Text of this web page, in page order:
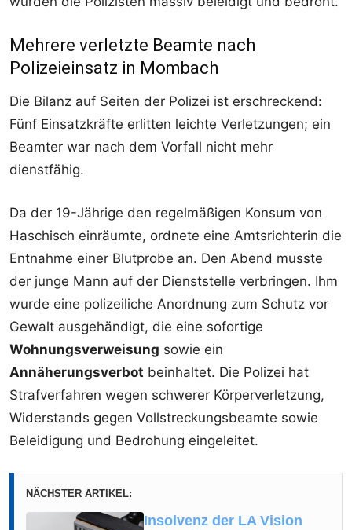
Mehrere verletzte Beamte nach
Polizeieinsatz in Mombach
Die Bilanz auf Seiten der Polizei ist erschreckend:
Fünf Einsatzkräfte erlitten leichte Verletzungen; ein
Beamter war nach dem Vorfall nicht mehr
dienstfähig.
Da der 19-Jährige den regelmäßigen Konsum von
Haschisch einräumte, ordnete eine Amtsrichterin die
Entnahme einer Blutprobe an. Den Abend musste
der junge Mann auf der Dienststelle verbringen. Ihm
wurde eine polizeiliche Anordnung zum Schutz vor
Gewalt ausgehändigt, die eine sofortige
Wohnungsverweisung sowie ein
Annäherungsverbot beinhaltet. Die Polizei hat
Strafverfahren wegen schwerer Körperverletzung,
Widerstands gegen Vollstreckungsbeamte sowie
Beleidigung und Bedrohung eingeleitet.
NÄCHSTER ARTIKEL:
Insolvenz der LA Vision